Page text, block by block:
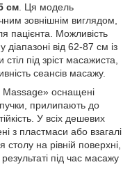
см . Ця модель
зовнішнім виглядом,
пацієнта. Можливість
від 62-87 см із
під зріст масажиста,
сеансів масажу.
Massage» оснащені
прилипають до
У всіх дешевих
з пластмаси або взагалі
на рівній поверхні,
під час масажу